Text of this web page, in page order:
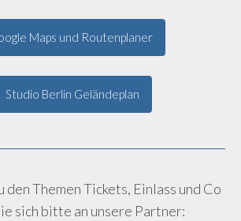
Maps und Routenplaner
Studio Berlin Geländeplan
den Themen Tickets, Einlass und Co
sich bitte an unsere Partner: